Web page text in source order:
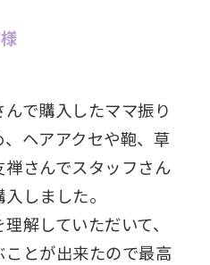
で購入したママ振り
ヘアアクセや鞄、草
さんでスタッフさん
しました。
解していただいて、
とが出来たので最高